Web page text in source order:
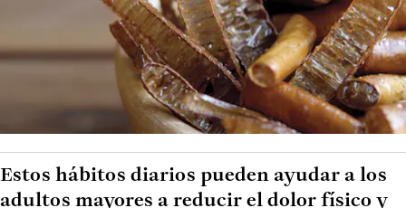
Estos hábitos diarios pueden ayudar a los
adultos mayores a reducir el dolor físico y